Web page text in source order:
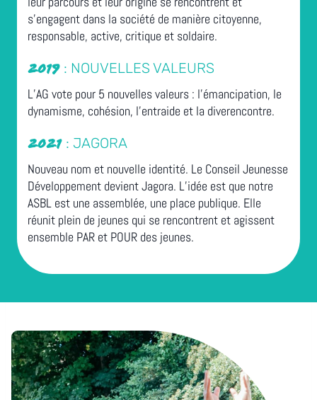
s’engagent dans la société de manière citoyenne,
responsable, active, critique et soldaire.
2019 : NOUVELLES VALEURS
L’AG vote pour 5 nouvelles valeurs : l’émancipation, le
dynamisme, cohésion, l’entraide et la diverencontre.
2021 : JAGORA
Nouveau nom et nouvelle identité. Le Conseil Jeunesse
Développement devient Jagora. L’idée est que notre
ASBL est une assemblée, une place publique. Elle
réunit plein de jeunes qui se rencontrent et agissent
ensemble PAR et POUR des jeunes.